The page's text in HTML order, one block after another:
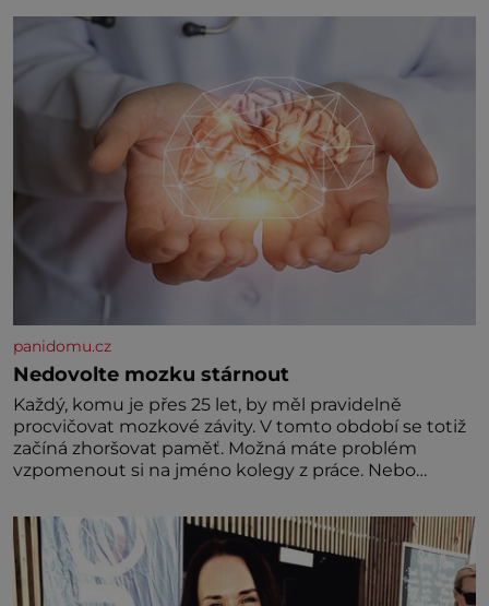
král. Nebo že by ne? Mongolové od roku 1223
postupují podél Kaspického a Azovského moře,
panidomu.cz
Nedovolte mozku stárnout
Každý, komu je přes 25 let, by měl pravidelně
procvičovat mozkové závity. V tomto období se totiž
začíná zhoršovat paměť. Možná máte problém
vzpomenout si na jméno kolegy z práce. Nebo
nedávno přečetli. Je to opravdu tak, s věkem jako
kdyby se paměť rozhodla stávkovat. Cvičte